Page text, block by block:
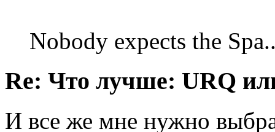
Nobody expects the
Re: Что лучше: URQ
И все же мне нужно